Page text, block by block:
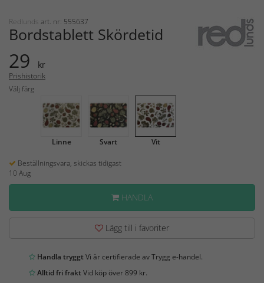
Redlunds art. nr: 555637
Bordstablett Skördetid
29 kr
Prishistorik
Välj färg
Linne Svart Vit
Beställningsvara, skickas tidigast
10 Aug
HANDLA
Lägg till i favoriter
Handla tryggtVi är certifierade av Trygg e-handel.
Alltid fri fraktVid köp över 899 kr.